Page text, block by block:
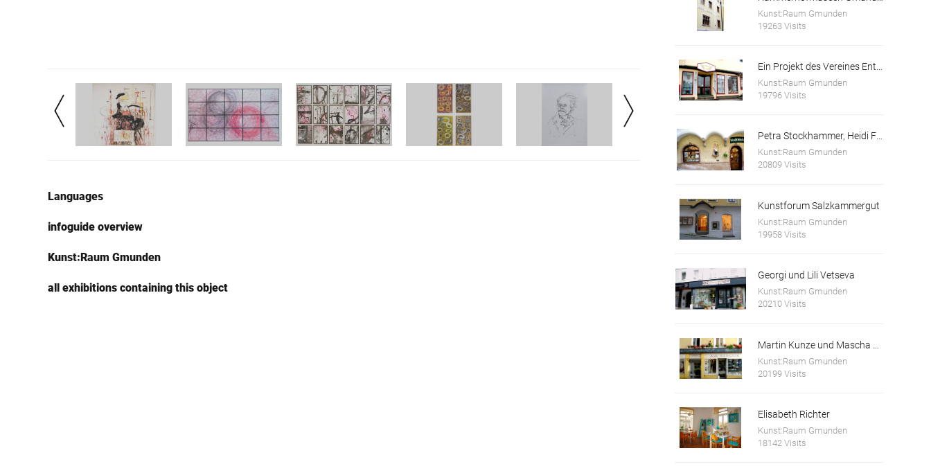
Languages
infoguide overview
Kunst:Raum Gmunden
all exhibitions containing this object
Kunst:Raum Gmunden
19263 Visits
Kunst:Raum Gmunden
19796 Visits
Petra Stockhammer, Heidi Forstinger
Kunst:Raum Gmunden
20809 Visits
Kunstforum Salzkammergut
Kunst:Raum Gmunden
19958 Visits
Georgi und Lili Vetseva
Kunst:Raum Gmunden
20210 Visits
Kunst:Raum Gmunden
20199 Visits
Elisabeth Richter
Kunst:Raum Gmunden
18142 Visits